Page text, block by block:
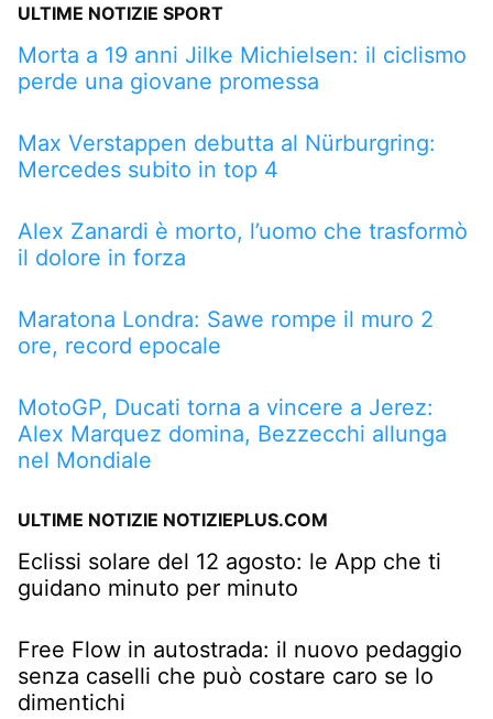
ULTIME NOTIZIE SPORT
Morta a 19 anni Jilke Michielsen: il ciclismo
perde una giovane promessa
Max Verstappen debutta al Nürburgring:
Mercedes subito in top 4
Alex Zanardi è morto, l’uomo che trasformò
il dolore in forza
Maratona Londra: Sawe rompe il muro 2
ore, record epocale
MotoGP, Ducati torna a vincere a Jerez:
Alex Marquez domina, Bezzecchi allunga
nel Mondiale
ULTIME NOTIZIE NOTIZIEPLUS.COM
Eclissi solare del 12 agosto: le App che ti
guidano minuto per minuto
Free Flow in autostrada: il nuovo pedaggio
senza caselli che può costare caro se lo
dimentichi